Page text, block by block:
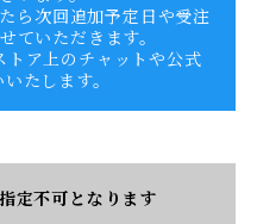
ら次回追加予定日や受注
ていただきます。
トア上のチャットや公式
たします。
定不可となります